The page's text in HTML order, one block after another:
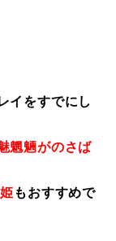
イをすでにし
魍魎がのさば
もおすすめで